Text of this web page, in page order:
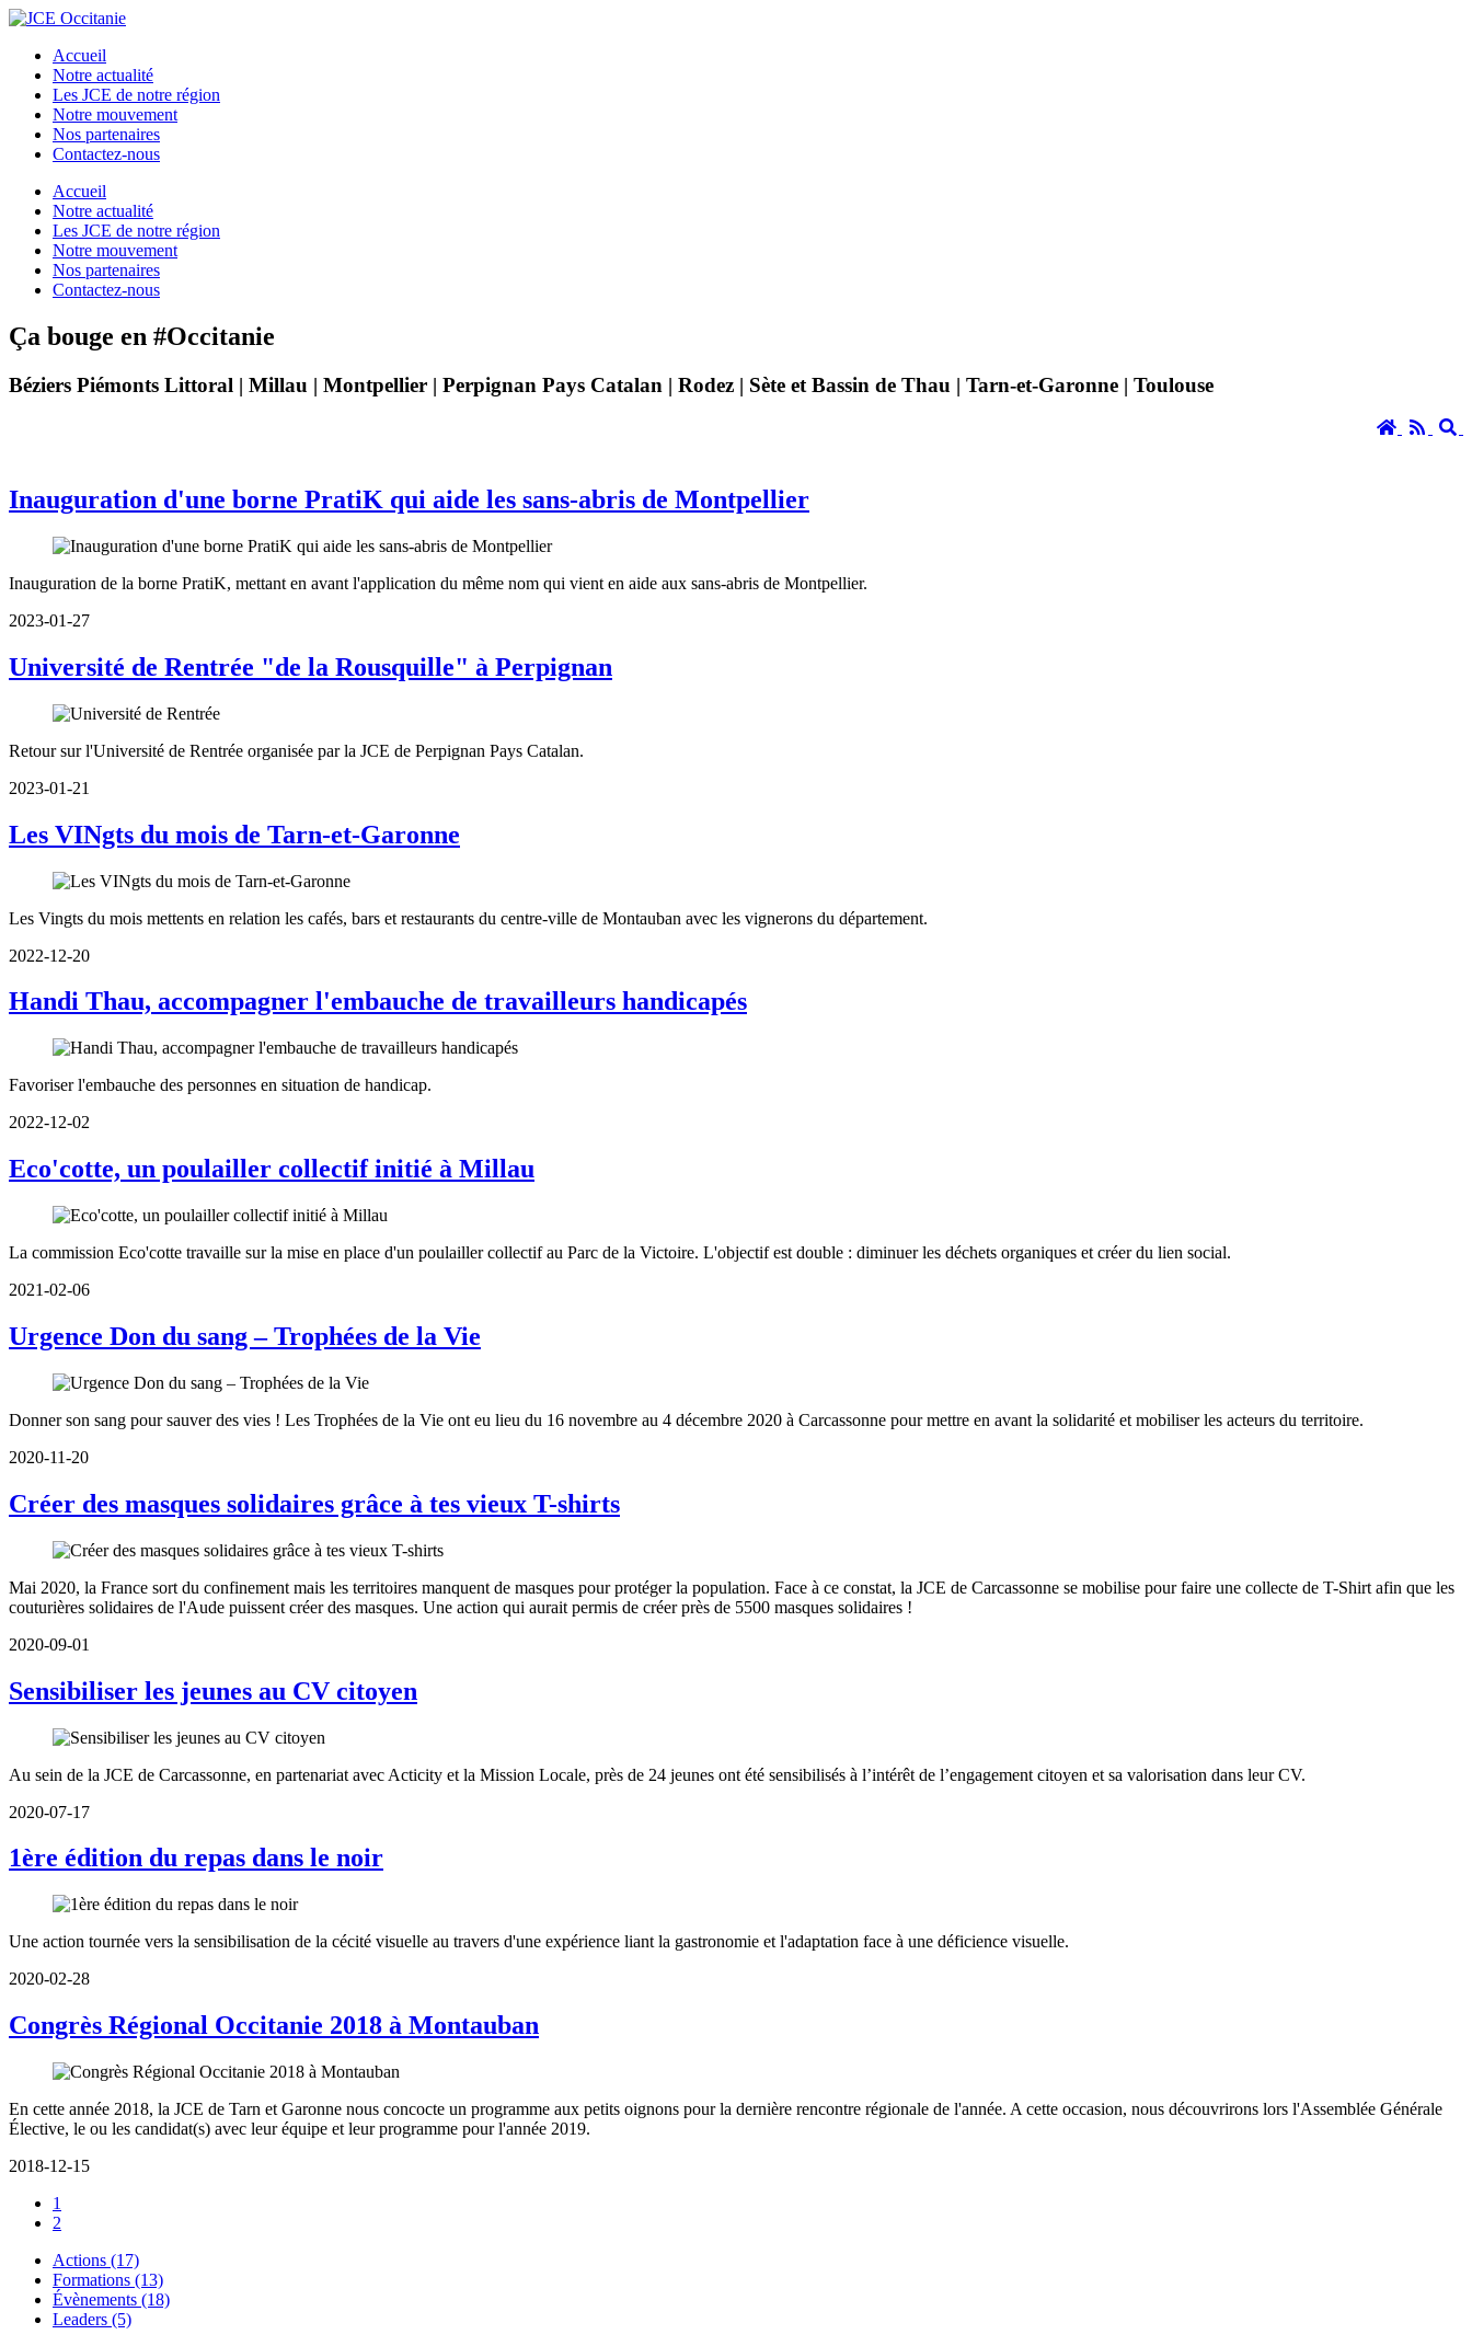
Accueil
Notre actualité
Les JCE de notre région
Notre mouvement
Nos partenaires
Contactez-nous
Accueil
Notre actualité
Les JCE de notre région
Notre mouvement
Nos partenaires
Contactez-nous
Ça bouge en #Occitanie
Béziers Piémonts Littoral | Millau | Montpellier | Perpignan Pays Catalan | Rodez | Sète et Bassin de Thau | Tarn-et-Garonne | Toulouse
Accueil
RSS
Inauguration d'une borne PratiK qui aide les sans-abris de Montpellier
Inauguration de la borne PratiK, mettant en avant l'application du même nom qui vient en aide aux sans-abris de Montpellier.
2023-01-27
Université de Rentrée "de la Rousquille" à Perpignan
Retour sur l'Université de Rentrée organisée par la JCE de Perpignan Pays Catalan.
2023-01-21
Les VINgts du mois de Tarn-et-Garonne
Les Vingts du mois mettents en relation les cafés, bars et restaurants du centre-ville de Montauban avec les vignerons du département.
2022-12-20
Handi Thau, accompagner l'embauche de travailleurs handicapés
Favoriser l'embauche des personnes en situation de handicap.
2022-12-02
Eco'cotte, un poulailler collectif initié à Millau
La commission Eco'cotte travaille sur la mise en place d'un poulailler collectif au Parc de la Victoire. L'objectif est double : diminuer les déchets organiques et créer du lien social.
2021-02-06
Urgence Don du sang – Trophées de la Vie
Donner son sang pour sauver des vies ! Les Trophées de la Vie ont eu lieu du 16 novembre au 4 décembre 2020 à Carcassonne pour mettre en avant la solidarité et mobiliser les acteurs du territoire.
2020-11-20
Créer des masques solidaires grâce à tes vieux T-shirts
Mai 2020, la France sort du confinement mais les territoires manquent de masques pour protéger la population. Face à ce constat, la JCE de Carcassonne se mobilise pour faire une collecte de T-Shirt afin que les
couturières solidaires de l'Aude puissent créer des masques. Une action qui aurait permis de créer près de 5500 masques solidaires !
2020-09-01
Sensibiliser les jeunes au CV citoyen
Au sein de la JCE de Carcassonne, en partenariat avec Acticity et la Mission Locale, près de 24 jeunes ont été sensibilisés à l’intérêt de l’engagement citoyen et sa valorisation dans leur CV.
2020-07-17
1ère édition du repas dans le noir
Une action tournée vers la sensibilisation de la cécité visuelle au travers d'une expérience liant la gastronomie et l'adaptation face à une déficience visuelle.
2020-02-28
Congrès Régional Occitanie 2018 à Montauban
En cette année 2018, la JCE de Tarn et Garonne nous concocte un programme aux petits oignons pour la dernière rencontre régionale de l'année. A cette occasion, nous découvrirons lors l'Assemblée Générale
Élective, le ou les candidat(s) avec leur équipe et leur programme pour l'année 2019.
2018-12-15
1
2
Actions (17)
Formations (13)
Évènements (18)
Leaders (5)